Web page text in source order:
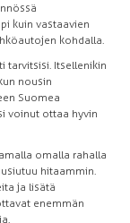
kuin vastaavien
kohdalla.
tarvitsisi. Itsellenikin
nousin
Suomea
voinut ottaa hyvin
omalla rahalla
hitaammin.
ja lisätä
enemmän